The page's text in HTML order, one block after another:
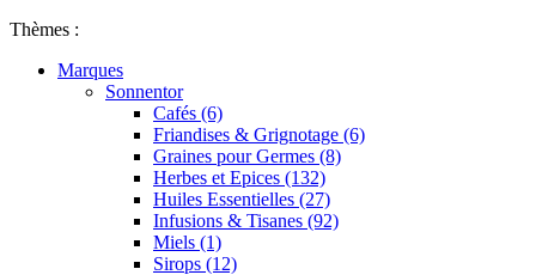
Thèmes :
Marques
Sonnentor
Cafés (6)
Friandises & Grignotage (6)
Graines pour Germes (8)
Herbes et Epices (132)
Huiles Essentielles (27)
Infusions & Tisanes (92)
Miels (1)
Sirops (12)